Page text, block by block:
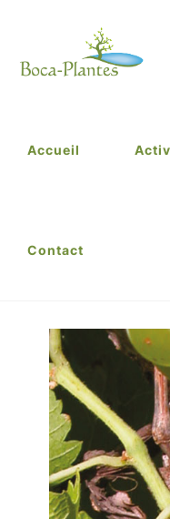
Accueil
Contact